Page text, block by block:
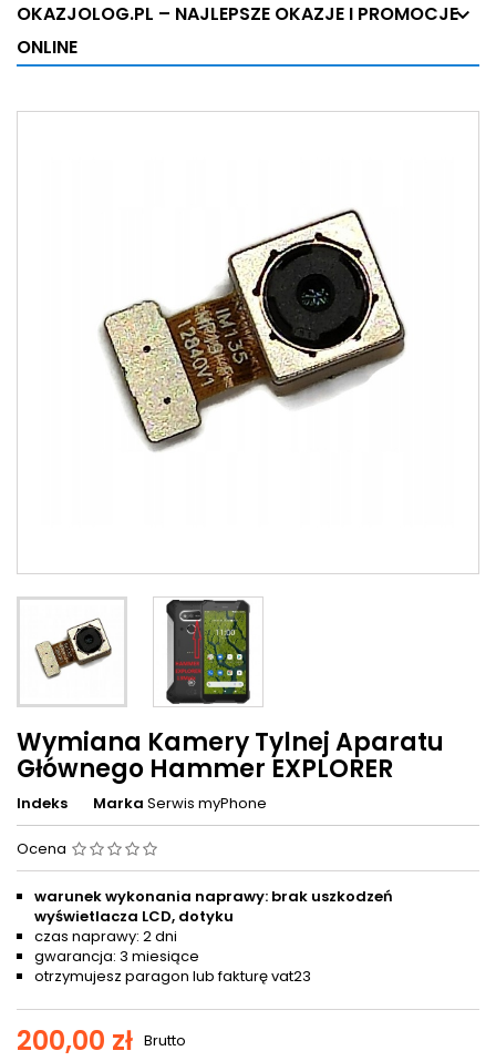
OKAZJOLOG.PL – NAJLEPSZE OKAZJE I PROMOCJE
ONLINE
Wymiana Kamery Tylnej Aparatu
Głównego Hammer EXPLORER
Indeks Marka Serwis myPhone
Ocena
warunek wykonania naprawy: brak uszkodzeń
wyświetlacza LCD, dotyku
czas naprawy: 2 dni
gwarancja: 3 miesiące
otrzymujesz paragon lub fakturę vat23
200,00 zł Brutto